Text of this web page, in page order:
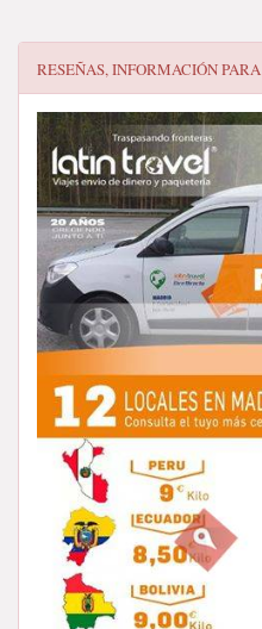
RESEÑAS, INFORMACIÓN PARA